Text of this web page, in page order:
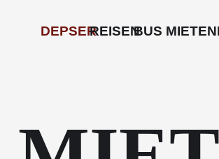
DEPSERREISENBUS MIETEN